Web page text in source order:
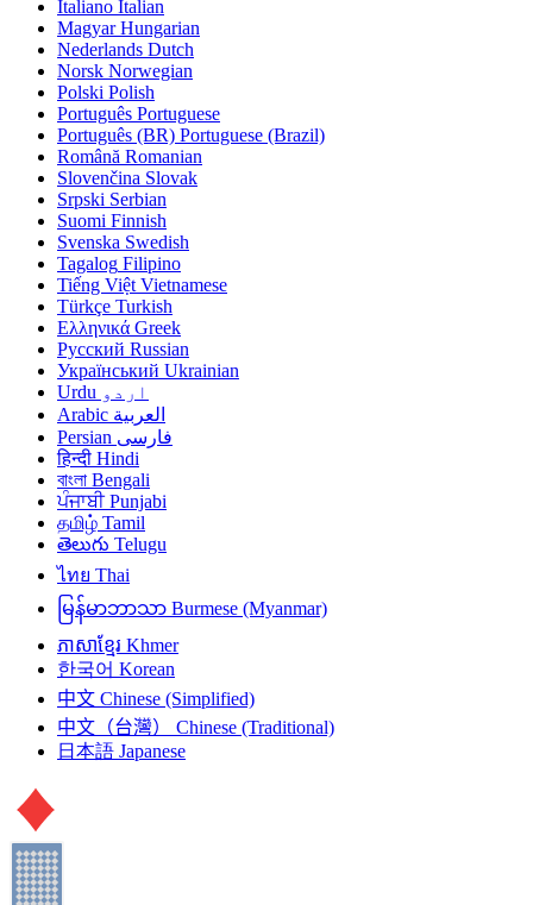
Italiano Italian
Magyar Hungarian
Nederlands Dutch
Norsk Norwegian
Polski Polish
Português Portuguese
Português (BR) Portuguese (Brazil)
Română Romanian
Slovenčina Slovak
Srpski Serbian
Suomi Finnish
Svenska Swedish
Tagalog Filipino
Tiếng Việt Vietnamese
Türkçe Turkish
Ελληνικά Greek
Русский Russian
Український Ukrainian
اردو Urdu
العربية Arabic
فارسی Persian
हिन्दी Hindi
বাংলা Bengali
ਪੰਜਾਬੀ Punjabi
தமிழ் Tamil
తెలుగు Telugu
ไทย Thai
မြန်မာဘာသာ Burmese (Myanmar)
ភាសាខ្មែរ Khmer
한국어 Korean
中文 Chinese (Simplified)
中文（台灣）
Chinese (Traditional)
日本語 Japanese